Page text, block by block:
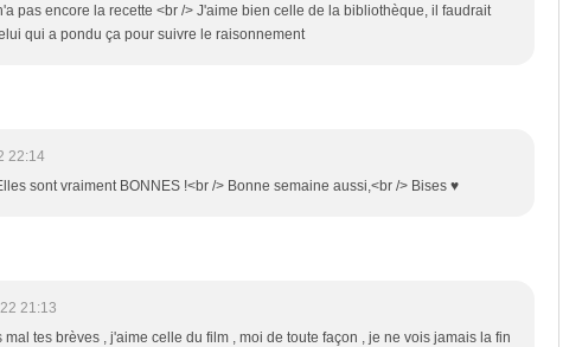
pas encore la recette <br /> J'aime bien celle de la bibliothèque, il faudrait
qui a pondu ça pour suivre le raisonnement
22:14
sont vraiment BONNES !<br /> Bonne semaine aussi,<br /> Bises ♥
21:13
tes brèves , j'aime celle du film , moi de toute façon , je ne vois jamais la fin